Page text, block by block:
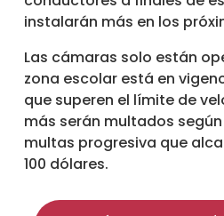
instalarán más en los
Las cámaras solo están
zona escolar está en
que superen el límite de
más serán multados
multas progresiva que
100 dólares.